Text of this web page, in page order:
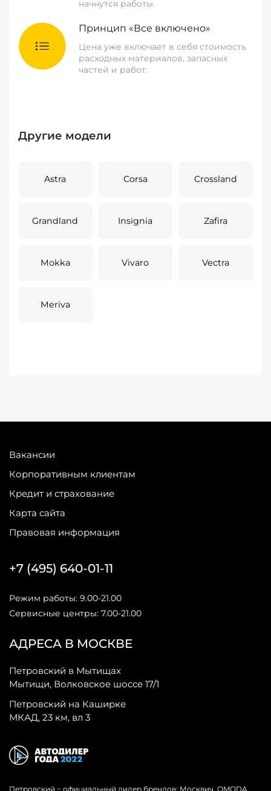
начнутся работы.
Принцип «Все включено»
Цена уже включает в себя стоимость
расходных материалов, запасных
частей и работ.
Другие модели
Astra Corsa Crossland
Grandland Insignia Zafira
Mokka Vivaro Vectra
Meriva
Вакансии
Корпоративным клиентам
Кредит и страхование
Карта сайта
Правовая информация
АДРЕСА В МОСКВЕ
Петровский в Мытищах
Мытищи, Волковское шоссе 17/1
Петровский на Каширке
МКАД, 23 км, вл 3
+7 (495) 640-01-11
Режим работы: 9.00-21.00
Сервисные центры: 7.00-21.00
Петровский − официальный дилер брендов: Москвич, OMODA,